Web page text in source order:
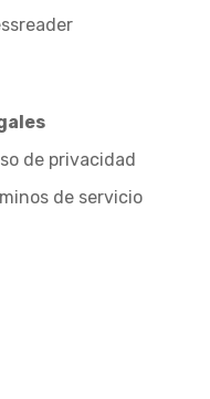
de privacidad
de servicio